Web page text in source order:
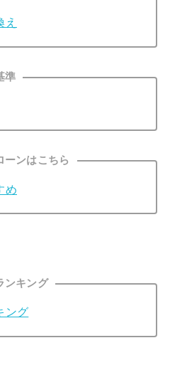
え
準
ーンはこちら
め
ンキング
ング